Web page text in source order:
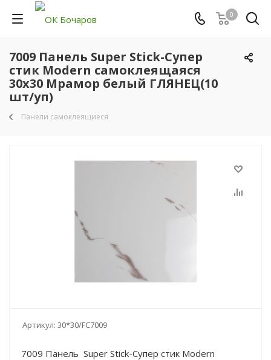
0
7009 Панель Super Stick-Супер
стик Modern самоклеящаяся
30х30 Мрамор белый ГЛЯНЕЦ(10
шт/уп)
Панели самоклеящиеся
Артикул: 30*30/FC7009
7009 Панель Super Stick-Супер стик Modern